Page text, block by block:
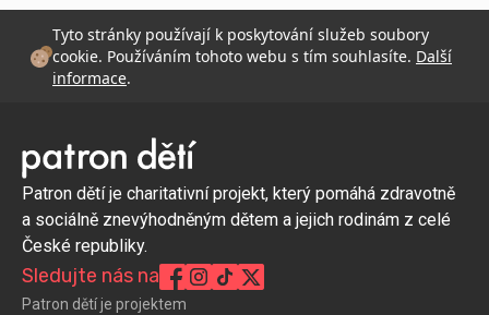
Tyto stránky používají k poskytování služeb soubory
cookie. Používáním tohoto webu s tím souhlasíte. Další
informace.
Patron dětí je charitativní projekt, který pomáhá zdravotně
a sociálně znevýhodněným dětem a jejich rodinám z celé
České republiky.
Sledujte nás na
Patron dětí je projektem